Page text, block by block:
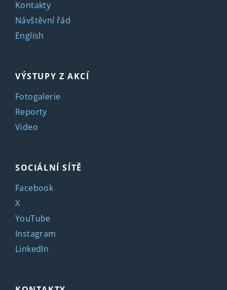
Kontakty
Návštěvní řád
English
VÝSTUPY Z AKCÍ
Fotogalerie
Reporty
Video
SOCIÁLNÍ SÍTĚ
Facebook
X
YouTube
Instagram
LinkedIn